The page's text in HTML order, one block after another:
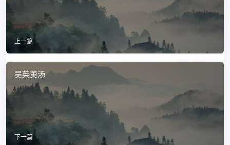
上一篇
吴茱萸汤
下一篇